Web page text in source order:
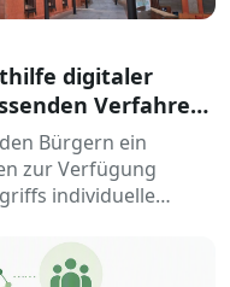
digitaler
Verfahren:
Bürgern ein
zur Verfügung
individuelle